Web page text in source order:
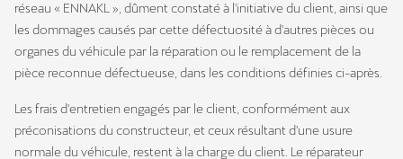
réseau « ENNAKL », dûment constaté à l'initiative du client, ainsi que
les dommages causés par cette défectuosité à d'autres pièces ou
organes du véhicule par la réparation ou le remplacement de la
pièce reconnue défectueuse, dans les conditions définies ci-après.
Les frais d'entretien engagés par le client, conformément aux
préconisations du constructeur, et ceux résultant d'une usure
normale du véhicule, restent à la charge du client. Le réparateur